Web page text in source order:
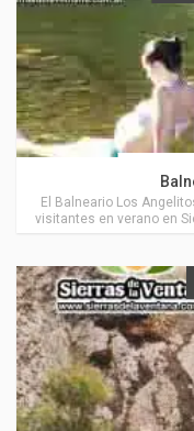
El Balneario Los
visitantes en verano en